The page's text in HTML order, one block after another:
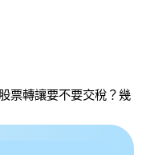
票轉讓要不要交稅？幾